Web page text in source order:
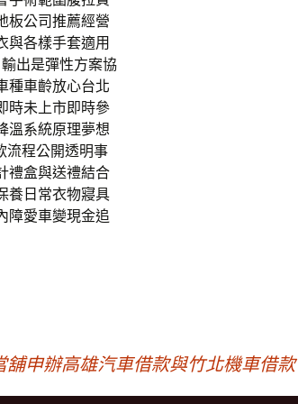
板公司推薦經營
與各樣手套適用
出是彈性方案協
種車齡放心台北
時未上市即時參
溫系統原理夢想
流程公開透明事
禮盒與送禮結合
養日常衣物寢具
障愛車變現金追
舖申辦高雄汽車借款與竹北機車借款